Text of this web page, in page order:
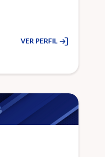
VER PERFIL